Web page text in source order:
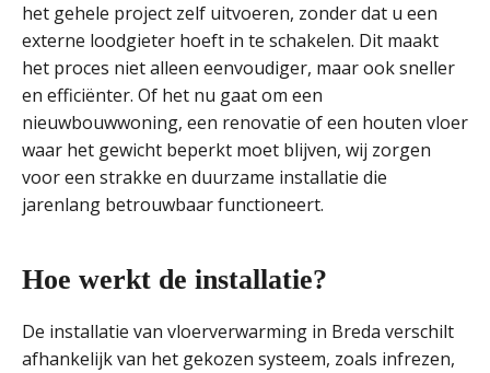
het gehele project zelf uitvoeren, zonder dat u een
externe loodgieter hoeft in te schakelen. Dit maakt
het proces niet alleen eenvoudiger, maar ook sneller
en efficiënter. Of het nu gaat om een
nieuwbouwwoning, een renovatie of een houten vloer
waar het gewicht beperkt moet blijven, wij zorgen
voor een strakke en duurzame installatie die
jarenlang betrouwbaar functioneert.
Hoe werkt de installatie?
De installatie van vloerverwarming in Breda verschilt
afhankelijk van het gekozen systeem, zoals infrezen,